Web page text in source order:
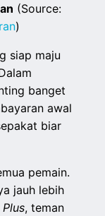
(Source:
)
siap maju
banget
awal
biar
pemain.
jauh lebih
Plus, teman